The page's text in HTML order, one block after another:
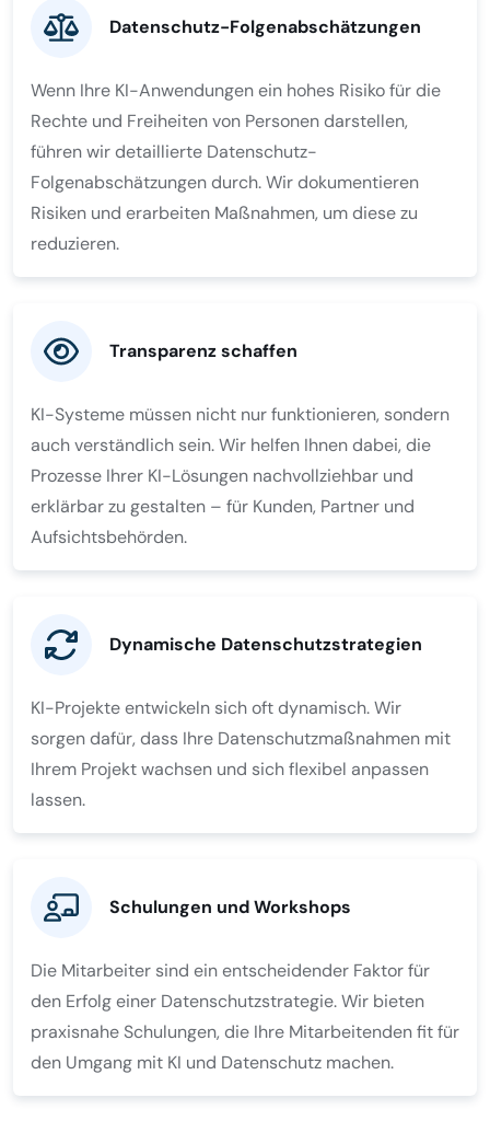
Datenschutz-Folgenabschätzungen
Wenn Ihre KI-Anwendungen ein hohes Risiko für die
Rechte und Freiheiten von Personen darstellen,
führen wir detaillierte Datenschutz-
Folgenabschätzungen durch. Wir dokumentieren
Risiken und erarbeiten Maßnahmen, um diese zu
reduzieren.
Transparenz schaffen
KI-Systeme müssen nicht nur funktionieren, sondern
auch verständlich sein. Wir helfen Ihnen dabei, die
Prozesse Ihrer KI-Lösungen nachvollziehbar und
erklärbar zu gestalten – für Kunden, Partner und
Aufsichtsbehörden.
Dynamische Datenschutzstrategien
KI-Projekte entwickeln sich oft dynamisch. Wir
sorgen dafür, dass Ihre Datenschutzmaßnahmen mit
Ihrem Projekt wachsen und sich flexibel anpassen
lassen.
Schulungen und Workshops
Die Mitarbeiter sind ein entscheidender Faktor für
den Erfolg einer Datenschutzstrategie. Wir bieten
praxisnahe Schulungen, die Ihre Mitarbeitenden fit für
den Umgang mit KI und Datenschutz machen.